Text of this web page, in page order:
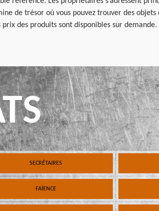
de trésor où vous pouvez trouver des
des produits sont disponibles sur
SECRÉTAIRES
FAÏENCE